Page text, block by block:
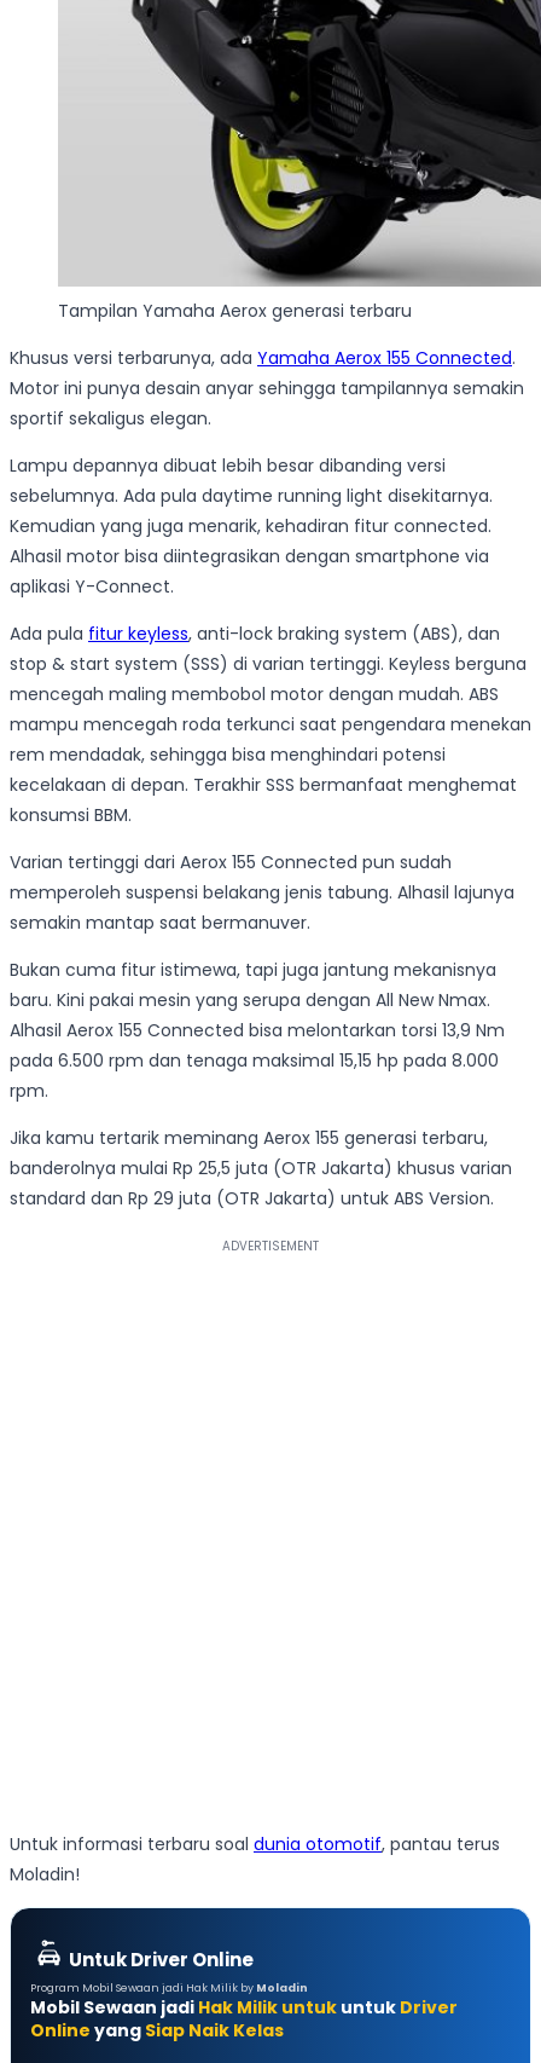
Tampilan Yamaha Aerox generasi terbaru
Khusus versi terbarunya, ada Yamaha Aerox 155 Connected.
Motor ini punya desain anyar sehingga tampilannya semakin
sportif sekaligus elegan.
Lampu depannya dibuat lebih besar dibanding versi
sebelumnya. Ada pula daytime running light disekitarnya.
Kemudian yang juga menarik, kehadiran fitur connected.
Alhasil motor bisa diintegrasikan dengan smartphone via
aplikasi Y-Connect.
Ada pula fitur keyless, anti-lock braking system (ABS), dan
stop & start system (SSS) di varian tertinggi. Keyless berguna
mencegah maling membobol motor dengan mudah. ABS
mampu mencegah roda terkunci saat pengendara menekan
rem mendadak, sehingga bisa menghindari potensi
kecelakaan di depan. Terakhir SSS bermanfaat menghemat
konsumsi BBM.
Varian tertinggi dari Aerox 155 Connected pun sudah
memperoleh suspensi belakang jenis tabung. Alhasil lajunya
semakin mantap saat bermanuver.
Bukan cuma fitur istimewa, tapi juga jantung mekanisnya
baru. Kini pakai mesin yang serupa dengan All New Nmax.
Alhasil Aerox 155 Connected bisa melontarkan torsi 13,9 Nm
pada 6.500 rpm dan tenaga maksimal 15,15 hp pada 8.000
rpm.
Jika kamu tertarik meminang Aerox 155 generasi terbaru,
banderolnya mulai Rp 25,5 juta (OTR Jakarta) khusus varian
standard dan Rp 29 juta (OTR Jakarta) untuk ABS Version.
Untuk informasi terbaru soal dunia otomotif, pantau terus
Moladin!
Untuk Driver Online
Program Mobil Sewaan jadi Hak Milik by Moladin
Mobil Sewaan jadi Hak Milik untuk untuk Driver
Online yang Siap Naik Kelas